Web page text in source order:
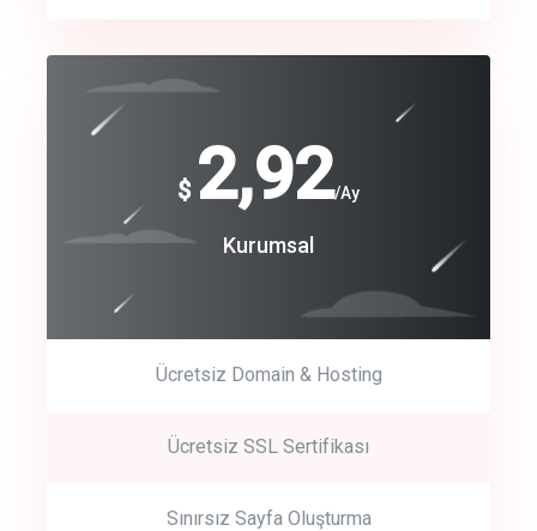
crm auto cync
track energy costs
Get Started
Start by trying our service for 30 days free trial no credit card
$ 2,92/Ay
Kurumsal
Ücretsiz Domain & Hosting
Ücretsiz SSL Sertifikası
Sınırsız Sayfa Oluşturma
$
240
Coroprate